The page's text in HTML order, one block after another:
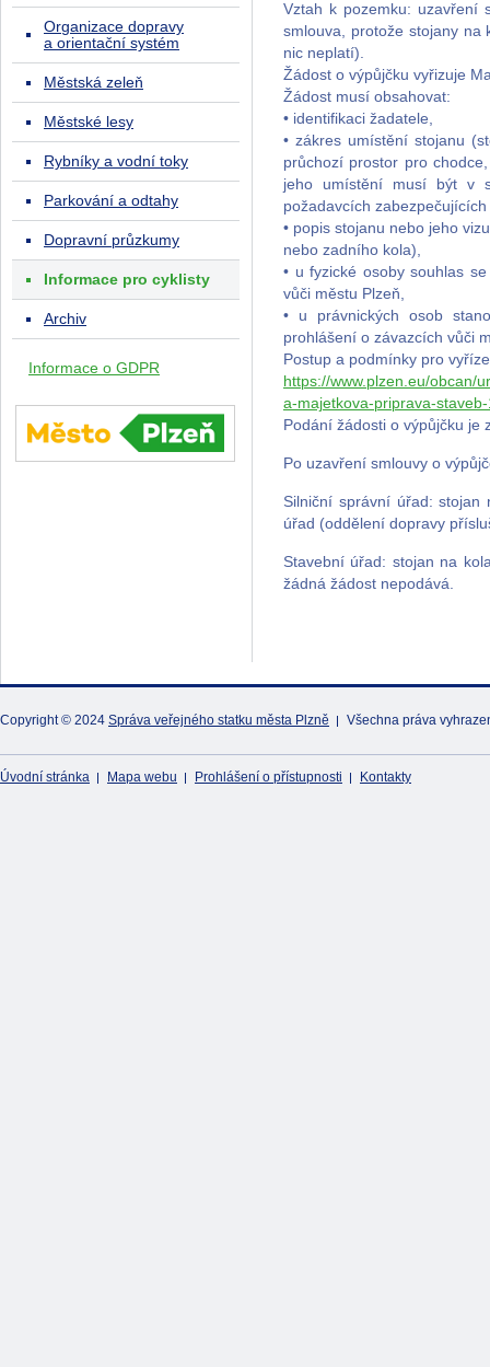
Vztah k pozemku: uzavření
smlouva, protože stojany na
nic neplatí).
Žádost o výpůjčku vyřizuje
Žádost musí obsahovat:
• identifikaci žadatele,
• zákres umístění stojanu
průchozí prostor pro
jeho umístění musí být v
požadavcích
• popis stojanu nebo jeho
nebo zadního kola),
• u fyzické osoby souhlas
vůči městu Plzeň,
• u právnických osob
prohlášení o závazcích vůči
Postup a podmínky pro
https://www.plzen.eu/obcan/
a-majetkova-priprava-
Podání žádosti o výpůjčku je
Po uzavření smlouvy o
Silniční správní úřad:
úřad (oddělení dopravy
Stavební úřad: stojan na
žádná žádost nepodává.
Organizace dopravy
a orientační systém
Městská zeleň
Městské lesy
Rybníky a vodní toky
Parkování a odtahy
Dopravní průzkumy
Informace pro cyklisty
Archiv
Informace o GDPR
Copyright © 2024 Správa veřejného statku města Plzně Všechna práva
Úvodní stránka Mapa webu Prohlášení o přístupnosti Kontakty